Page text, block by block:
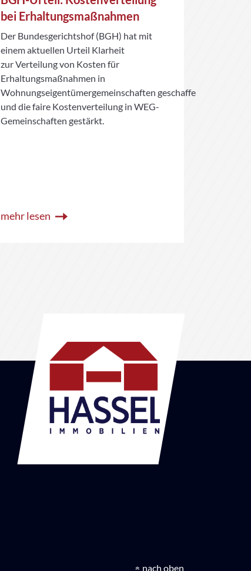
bei Erhaltungsmaßnahmen
Der Bundesgerichtshof (BGH) hat mit
einem aktuellen Urteil Klarheit
zur Verteilung von Kosten für
Erhaltungsmaßnahmen in
Wohnungseigentümergemeinschaften geschaffen
und die faire Kostenverteilung in WEG-
Gemeinschaften gestärkt.
mehr lesen
» nach oben